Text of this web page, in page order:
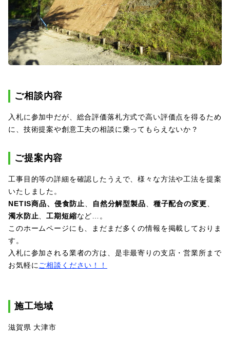
お問い合わせ
ご相談内容
入札に参加中だが、総合評価落札方式で高い評価点を得るため
に、技術提案や創意工夫の相談に乗ってもらえないか？
ご提案内容
工事目的等の詳細を確認したうえで、様々な方法や工法を提案
いたしました。
NETIS商品、侵食防止、 自然分解型製品、 種子配合の変更、
濁水防止、工期短縮など…。
このホームページにも、まだまだ多くの情報を掲載しておりま
す。
入札に参加される業者の方は、是非最寄りの支店・営業所まで
お気軽にご相談ください！！
施工地域
滋賀県 大津市